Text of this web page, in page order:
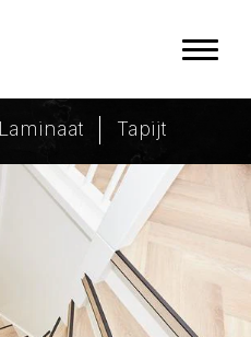
- Bastel
Laminaat Tapijt